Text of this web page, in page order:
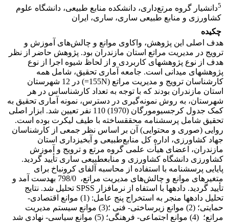
5دانشیار گروه مرتع‌داری، دانشکده منابع طبیعی، دانشگاه علوم
کشاورزی و منابع طبیعی ساری، ساری، ایران
چکیده
هدف اصلی این پژوهش، واکاوی موانع و چالش‌های آموزش و
ترویج در مدیریت مراتع استان مازندران بود. پژوهش حاضر از نظر
هدف از نوع پژوهش­های کاربردی و از لحاظ شیوه اجرا از نوع
پژوهش­های میدانی است. جامعه آماری تحقیق، شامل همه
کارشناسان ترویج و مدیریت مراتع (155N=) در 12 شهرستان
استان مازندران بودند که با توجه به تعداد کارشناساس در هر
شهرستان، به روش نمونه‌گیری در دسترس، نمونه آماری تحقیق به
کمک جدول کرجسی­و­مورگان (1970) 110 نفر تعیین شد. ابزار اصلی
تحقیق شامل پرسشنامه محقق­ساخته با طیف لیکرت بوده است.
روایی (صوری و محتوایی) آن بر اساس نظر جمعی از کارشناسان
جهاد کشاورزی، اداره کل منابع‌طبیعی و آبخیزداری استان
مازندران، اعضای هیأت علمی گروه مرتع و ترویج و آموزش
کشاورزی دانشگاه کشاورزی و منابع­طبیعی ساری تأیید گردید.
پایایی پرسشنامه با استفاده از محاسبه آلفای کرونباخ برای
متغیرهای موانع و چالش‌های مدیریت مراتع، 798/0 به­دست‌ آمد و
تأیید گردید. داده­ها با استفاه از نرم­افزار SPSS تحلیل شد. نتایج
تحلیل داده­ها منجر به استخراج پنج عامل: (1) موانع اقتصادی-
حمایتی؛ (2) موانع زیرساختی- فنی ؛(3) موانع سیستم مدیریت
مراتع؛ (4) موانع اجتماعی- فرهنگی؛ (5) موانع سیاسی- نهادی شد